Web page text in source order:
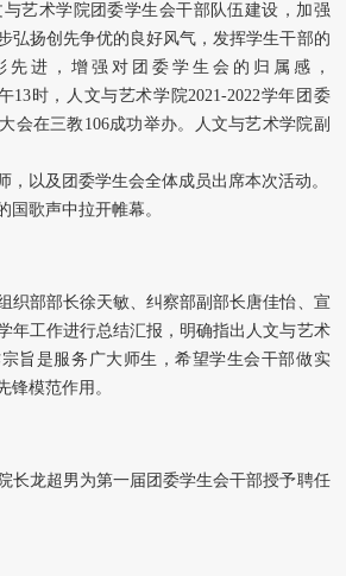
艺术学院团委学生会干部队伍建设，加强
弘扬创先争优的良好风气，发挥学生干部的
先进，增强对团委学生会的归属感，
13时，人文与艺术学院2021-2022学年团委
会在三教106成功举办。人文与艺术学院副
，以及团委学生会全体成员出席本次活动。
国歌声中拉开帷幕。
织部部长徐天敏、纠察部副部长唐佳怡、宣
年工作进行总结汇报，明确指出人文与艺术
旨是服务广大师生，希望学生会干部做实
锋模范作用。
长龙超男为第一届团委学生会干部授予聘任